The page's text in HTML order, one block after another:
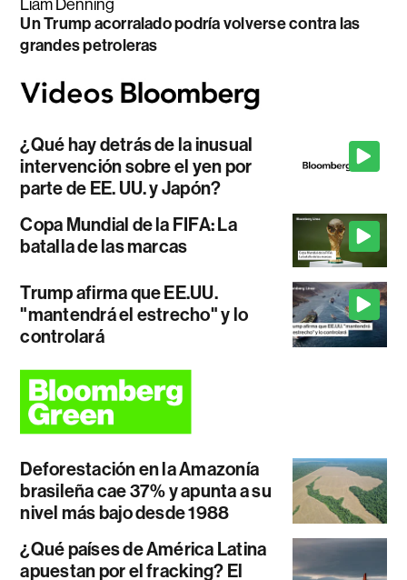
Liam Denning
Un Trump acorralado podría volverse contra las
grandes petroleras
¿Qué hay detrás de la inusual
intervención sobre el yen por
parte de EE. UU. y Japón?
Copa Mundial de la FIFA: La
batalla de las marcas
Trump afirma que EE.UU.
"mantendrá el estrecho" y lo
controlará
Deforestación en la Amazonía
brasileña cae 37% y apunta a su
nivel más bajo desde 1988
¿Qué países de América Latina
apuestan por el fracking? El